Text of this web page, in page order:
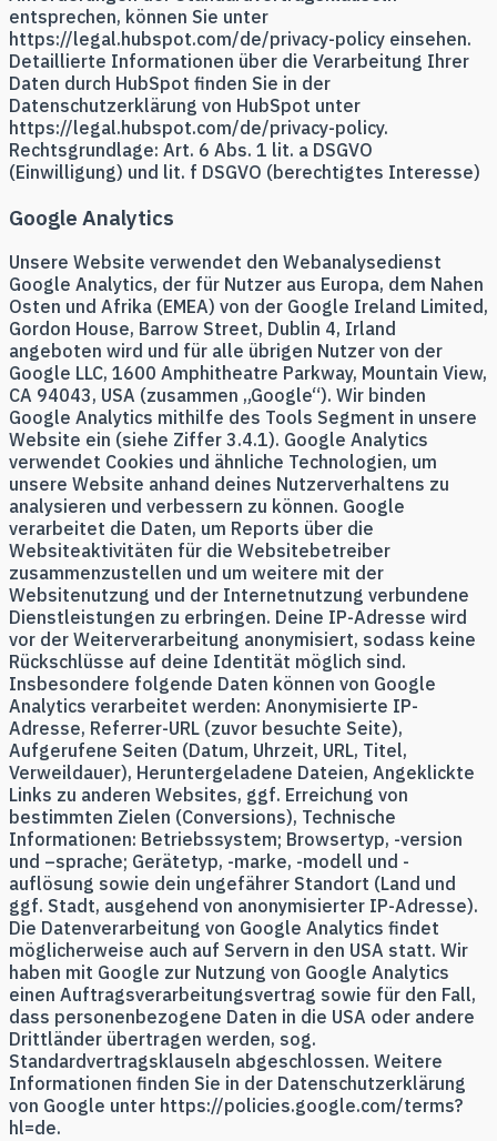
entsprechen, können Sie unter
https://legal.hubspot.com/de/privacy-policy einsehen.
Detaillierte Informationen über die Verarbeitung Ihrer
Daten durch HubSpot finden Sie in der
Datenschutzerklärung von HubSpot unter
https://legal.hubspot.com/de/privacy-policy.
Rechtsgrundlage: Art. 6 Abs. 1 lit. a DSGVO
(Einwilligung) und lit. f DSGVO (berechtigtes Interesse)
Google Analytics
Unsere Website verwendet den Webanalysedienst
Google Analytics, der für Nutzer aus Europa, dem Nahen
Osten und Afrika (EMEA) von der Google Ireland Limited,
Gordon House, Barrow Street, Dublin 4, Irland
angeboten wird und für alle übrigen Nutzer von der
Google LLC, 1600 Amphitheatre Parkway, Mountain View,
CA 94043, USA (zusammen „Google“). Wir binden
Google Analytics mithilfe des Tools Segment in unsere
Website ein (siehe Ziffer 3.4.1). Google Analytics
verwendet Cookies und ähnliche Technologien, um
unsere Website anhand deines Nutzerverhaltens zu
analysieren und verbessern zu können. Google
verarbeitet die Daten, um Reports über die
Websiteaktivitäten für die Websitebetreiber
zusammenzustellen und um weitere mit der
Websitenutzung und der Internetnutzung verbundene
Dienstleistungen zu erbringen. Deine IP-Adresse wird
vor der Weiterverarbeitung anonymisiert, sodass keine
Rückschlüsse auf deine Identität möglich sind.
Insbesondere folgende Daten können von Google
Analytics verarbeitet werden: Anonymisierte IP-
Adresse, Referrer-URL (zuvor besuchte Seite),
Aufgerufene Seiten (Datum, Uhrzeit, URL, Titel,
Verweildauer), Heruntergeladene Dateien, Angeklickte
Links zu anderen Websites, ggf. Erreichung von
bestimmten Zielen (Conversions), Technische
Informationen: Betriebssystem; Browsertyp, -version
und –sprache; Gerätetyp, -marke, -modell und -
auflösung sowie dein ungefährer Standort (Land und
ggf. Stadt, ausgehend von anonymisierter IP-Adresse).
Die Datenverarbeitung von Google Analytics findet
möglicherweise auch auf Servern in den USA statt. Wir
haben mit Google zur Nutzung von Google Analytics
einen Auftragsverarbeitungsvertrag sowie für den Fall,
dass personenbezogene Daten in die USA oder andere
Drittländer übertragen werden, sog.
Standardvertragsklauseln abgeschlossen. Weitere
Informationen finden Sie in der Datenschutzerklärung
von Google unter https://policies.google.com/terms?
hl=de.